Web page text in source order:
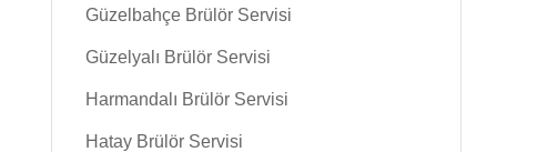
Güzelbahçe Brülör Servisi
Güzelyalı Brülör Servisi
Harmandalı Brülör Servisi
Hatay Brülör Servisi